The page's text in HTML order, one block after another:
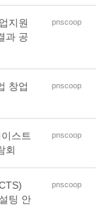
지원
과 공
pnscoop
창업
pnscoop
스트
회
pnscoop
팅 안
pnscoop